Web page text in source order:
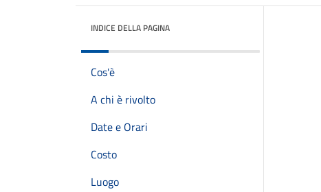
INDICE DELLA PAGINA
Cos'è
A chi è rivolto
Date e Orari
Costo
Luogo